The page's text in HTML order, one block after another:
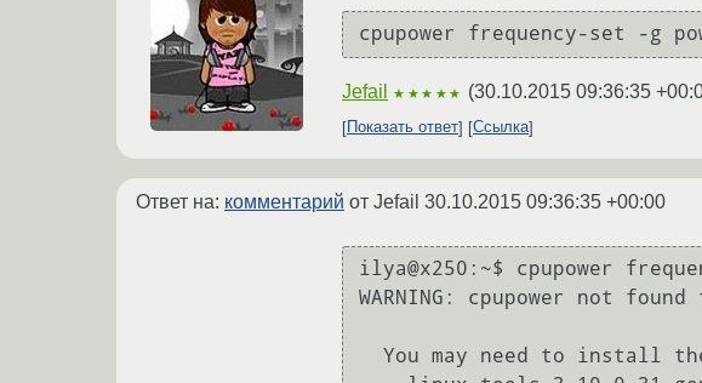
Jefail ★★★★★ (30.10.2015 09:36:35
Показать ответ Ссылка
Ответ на: комментарий от Jefail 30.10.2015 09:36:35 +00:00
ilya@x250:~$ cpupower
WARNING: cpupower not